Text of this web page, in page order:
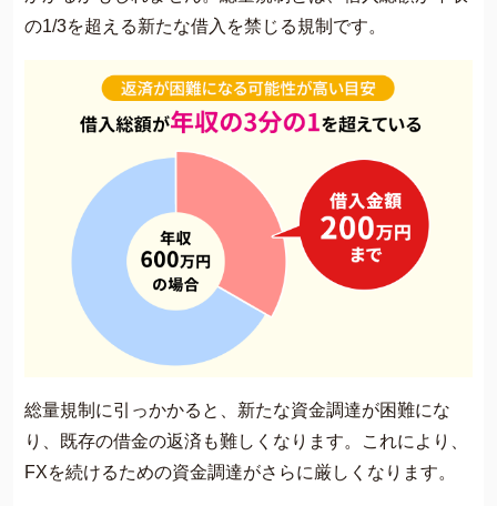
の1/3を超える新たな借入を禁じる規制です​​。
総量規制に引っかかると、新たな資金調達が困難にな
り、既存の借金の返済も難しくなります。これにより、
FXを続けるための資金調達がさらに厳しくなります​​。